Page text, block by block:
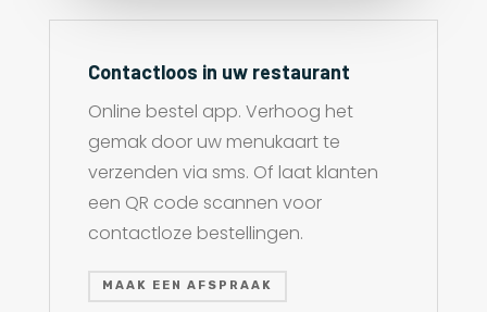
Contactloos in uw restaurant
Online bestel app. Verhoog het
gemak door uw menukaart te
verzenden via sms. Of laat klanten
een QR code scannen voor
contactloze bestellingen.
MAAK EEN AFSPRAAK